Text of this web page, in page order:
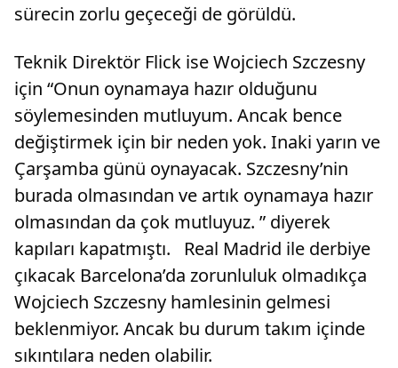
sürecin zorlu geçeceği de görüldü.
Teknik Direktör Flick ise Wojciech Szczesny
için “Onun oynamaya hazır olduğunu
söylemesinden mutluyum. Ancak bence
değiştirmek için bir neden yok. Inaki yarın ve
Çarşamba günü oynayacak. Szczesny’nin
burada olmasından ve artık oynamaya hazır
olmasından da çok mutluyuz. ” diyerek
kapıları kapatmıştı. Real Madrid ile derbiye
çıkacak Barcelona’da zorunluluk olmadıkça
Wojciech Szczesny hamlesinin gelmesi
beklenmiyor. Ancak bu durum takım içinde
sıkıntılara neden olabilir.